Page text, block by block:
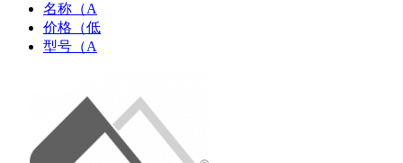
名称（A
价格（低
型号（A